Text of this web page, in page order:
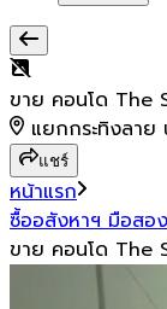
ขาย คอนโด The
แยกกระทิงลาย
แชร์
หน้าแรก
ซื้ออสังหาฯ มือสอง
ขาย คอนโด The